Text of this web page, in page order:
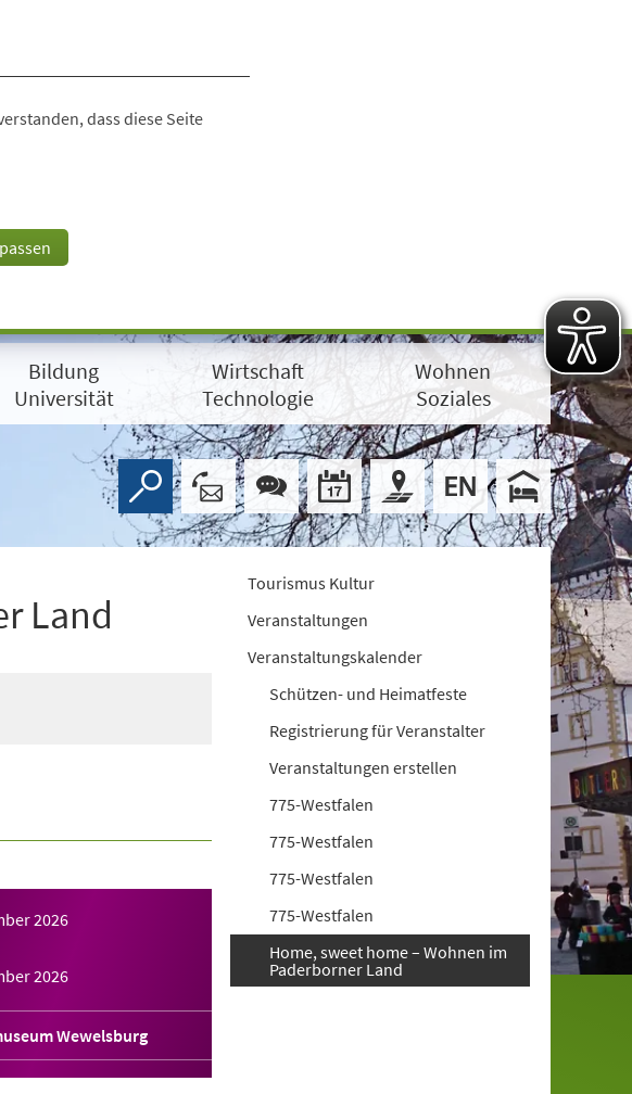
dass diese Seite
Bildung
Universität
Wirtschaft
Technologie
Wohnen
Soziales
Land
2026
2026
Wewelsburg
Tourismus Kultur
Veranstaltungen
Veranstaltungskalender
Schützen- und Heimatfeste
Registrierung für Veranstalter
Veranstaltungen erstellen
775-Westfalen
775-Westfalen
775-Westfalen
775-Westfalen
Home, sweet home – Wohnen im
Paderborner Land